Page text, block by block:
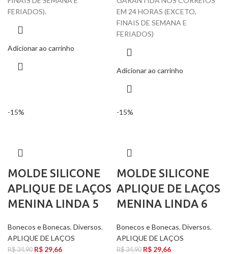
FERIADOS).
Adicionar ao carrinho
EM 24 HORAS (EXCETO,
FINAIS DE SEMANA E
FERIADOS)
Adicionar ao carrinho
-15%
MOLDE SILICONE
APLIQUE DE LAÇOS
MENINA LINDA 5
Bonecos e Bonecas, Diversos,
APLIQUE DE LAÇOS
R$34,90 R$ 29,66
-15%
MOLDE SILICONE
APLIQUE DE LAÇOS
MENINA LINDA 6
Bonecos e Bonecas, Diversos,
APLIQUE DE LAÇOS
R$34,90 R$ 29,66